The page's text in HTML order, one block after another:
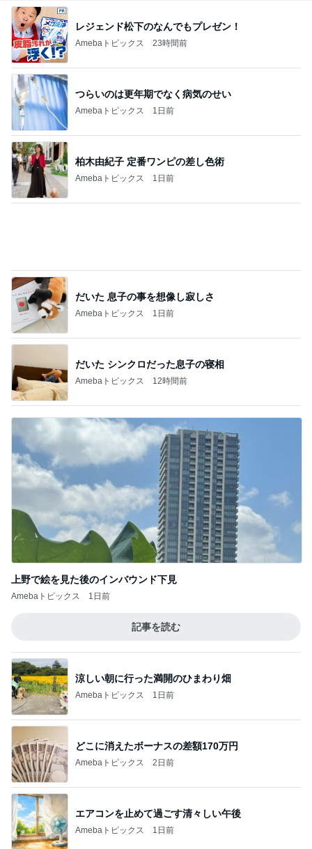
レジェンド松下のなんでもプレゼン！
Amebaトピックス 23時間前
つらいのは更年期でなく病気のせい
Amebaトピックス 1日前
柏木由紀子 定番ワンピの差し色術
Amebaトピックス 1日前
だいた 息子の事を想像し寂しさ
Amebaトピックス 1日前
だいた シンクロだった息子の寝相
Amebaトピックス 12時間前
上野で絵を見た後のインバウンド下見
Amebaトピックス 1日前
記事を読む
涼しい朝に行った満開のひまわり畑
Amebaトピックス 1日前
どこに消えたボーナスの差額170万円
Amebaトピックス 2日前
エアコンを止めて過ごす清々しい午後
Amebaトピックス 1日前